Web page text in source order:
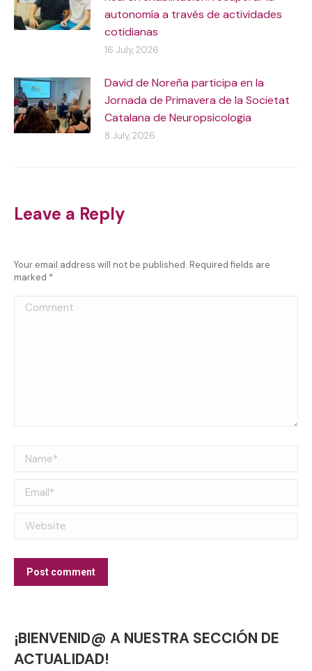
autonomía a través de actividades
cotidianas
16 July, 2026
David de Noreña participa en la
Jornada de Primavera de la Societat
Catalana de Neuropsicologia
8 July, 2026
Leave a Reply
Your email address will not be published. Required fields are
marked *
Comment
Name *
Email *
Website
Post comment
¡BIENVENID@ A NUESTRA SECCIÓN DE
ACTUALIDAD!